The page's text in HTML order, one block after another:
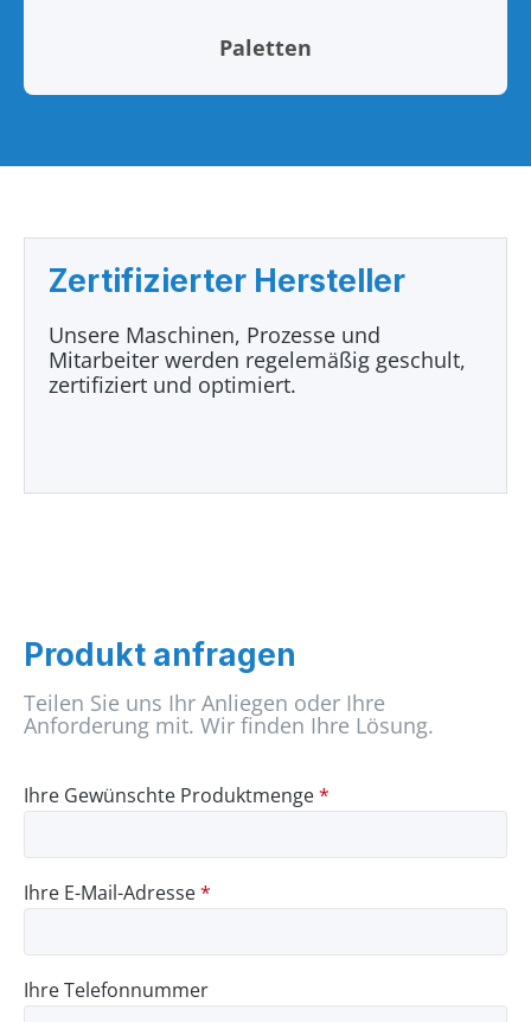
Paletten
Zertifizierter Hersteller
Unsere Maschinen, Prozesse und
Mitarbeiter werden regelemäßig geschult,
zertifiziert und optimiert.
Produkt anfragen
Teilen Sie uns Ihr Anliegen oder Ihre
Anforderung mit. Wir finden Ihre Lösung.
Ihre Gewünschte Produktmenge*
Ihre E-Mail-Adresse*
Ihre Telefonnummer